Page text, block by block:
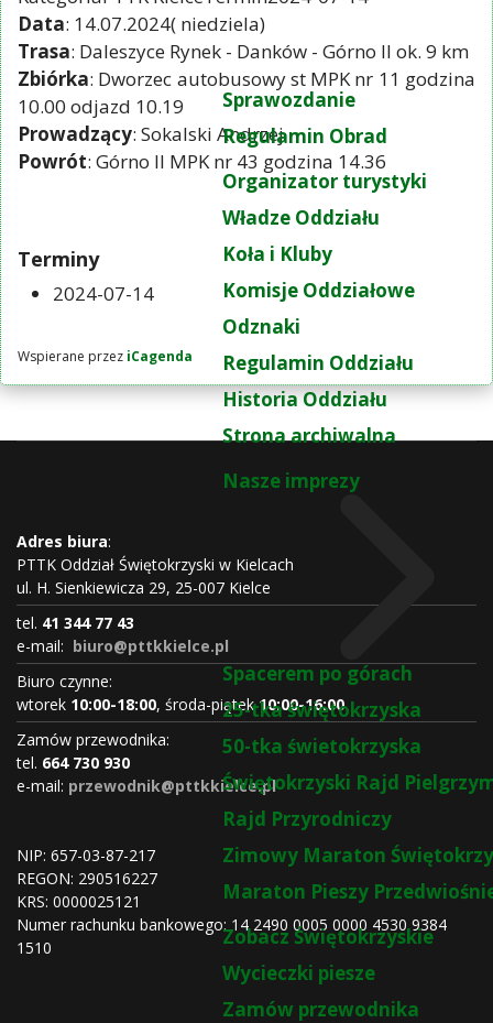
Sprawozdanie
Regulamin Obrad
Organizator turystyki
Władze Oddziału
Koła i Kluby
Komisje Oddziałowe
Odznaki
Regulamin Oddziału
Historia Oddziału
Strona archiwalna
Nasze imprezy
Spacerem po górach
25-tka świętokrzyska
50-tka świetokrzyska
Świętokrzyski Rajd
Rajd Przyrodniczy
Zimowy Maraton
Maraton Pieszy
Zobacz Świętokrzyskie
Wycieczki piesze
Zamów przewodnika
Data: 14.07.2024( niedziela)
Trasa: Daleszyce Rynek - Danków - Górno II ok. 9 km
Zbiórka: Dworzec autobusowy st MPK nr 11 godzina
10.00 odjazd 10.19
Prowadzący: Sokalski Andrzej
Powrót: Górno II MPK nr 43 godzina 14.36
Terminy
2024-07-14
Wspierane przez iCagenda
Adres biura:
PTTK Oddział Świętokrzyski w Kielcach
ul. H. Sienkiewicza 29, 25-007 Kielce
tel. 41 344 77 43
e-mail: biuro@pttkkielce.pl
Biuro czynne:
wtorek 10:00-18:00, środa-piątek10:00-16:00
Zamów przewodnika:
tel. 664 730 930
e-mail: przewodnik@pttkkielce.pl
NIP: 657-03-87-217
REGON: 290516227
KRS: 0000025121
Numer rachunku bankowego: 14 2490 0005 0000 4530 9384
1510